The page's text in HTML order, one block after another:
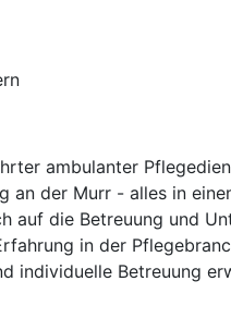
ambulanter
der Murr - alles in
auf die Betreuung und
in der
Betreuung